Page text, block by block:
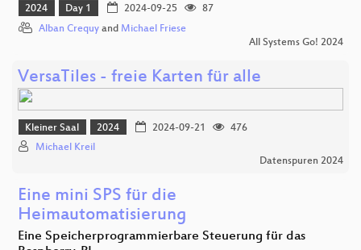
2024 Day 1 2024-09-25
87
Alban Crequy and Michael Friese
All Systems Go! 2024
VersaTiles - freie Karten für alle
Kleiner Saal 2024 2024-09-21
476
Michael Kreil
Datenspuren 2024
Eine mini SPS für die
Heimautomatisierung
Eine Speicherprogrammierbare Steuerung für das